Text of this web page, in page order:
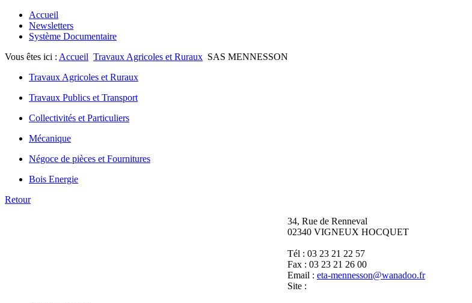
Accueil
Newsletters
Système Documentaire
Vous êtes ici : Accueil Travaux Agricoles et Ruraux SAS MENNESSON
Travaux Agricoles et Ruraux
Travaux Publics et Transport
Collectivités et Particuliers
Mécanique
Négoce de pièces et Fournitures
Bois Energie
Retour
34, Rue de Renneval
02340 VIGNEUX HOCQUET
Tél : 03 23 21 22 57
Fax : 03 23 21 26 00
Email : eta-mennesson@wanadoo.fr
Site :